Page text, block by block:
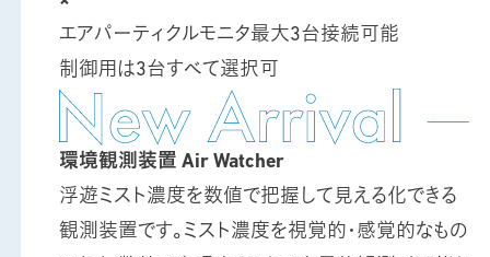
エアパーティクルモニタ最大3台接続可能
制御用は3台すべて選択可
環境観測装置 Air Watcher
浮遊ミスト濃度を数値で把握して見える化できる
観測装置です。ミスト濃度を視覚的・感覚的なもの